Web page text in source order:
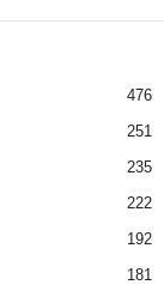
476
251
235
222
192
181